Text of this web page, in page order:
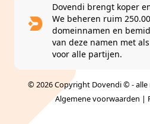
Dovendi brengt koper
We beheren ruim
domeinnamen en
van deze namen met
voor alle partijen.
© 2026 Copyright Dovendi © -
Algemene voorwaarden |